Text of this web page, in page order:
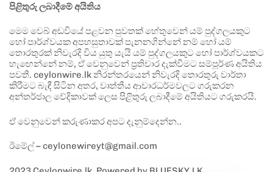
පිළිතුරු ලබාදීමේ අයිතිය
මෙම වෙබ් අඩවියේ පළවන පුවතක් හේතුවෙන් යම් පුද්ගලයකුට
හෝ පාර්ශ්වයක අපහසුතාවක් පැනනගින්නේ නම් හෝ යම්
තොරතුරක් නිවැරදි විය යුතු යැයි යම් පුද්ගලයකුට හෝ පාර්ශ්වයකට
හැඟෙන්නේ නම්, ඒ වෙනුවෙන් ප්‍රතිචාර දැක්වීමට සම්පූර්ණ අයිතිය
පවතී. ceylonwire.lk නිරන්තරයෙන් නිවැරදි තොරතුරු වාර්තා
කිරීමට බැඳී සිටින අතර, වෘත්තීය ආචාරධර්මවලට ගරුකරන
අන්තර්ජාල වේදිකාවක් ලෙස පිළිතුරු ලබාදීමේ අයිතියට ගරුකරයි.
ඒ වෙනුවෙන් කරුණාකර අපට දැනුම්දෙන්න..
ඊමේල් – ceylonewireyt@gmail.com